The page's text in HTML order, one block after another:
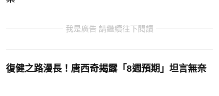
我是廣告 請繼續往下閱讀
復健之路漫長！唐西奇揭露「8週預期」坦言無奈